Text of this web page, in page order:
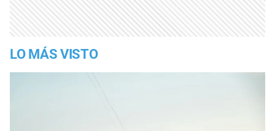
LO MÁS VISTO